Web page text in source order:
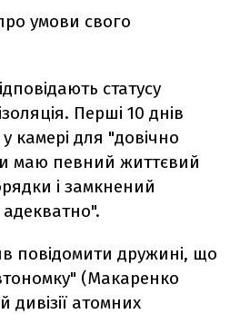
умови свого
статусу
Перші 10 днів
камері для "довічно
маю певний життєвий
і замкнений
повідомити дружині, що
(Макаренко
дивізії атомних